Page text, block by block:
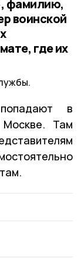
фамилию,
воинской
где их
в
Там